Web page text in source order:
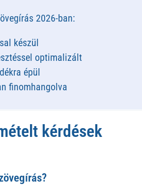
2026-ban:
készül
optimalizált
épül
finomhangolva
kérdések